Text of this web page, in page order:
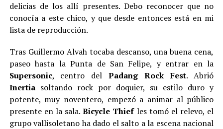
delicias de los allí presentes. Debo reconocer que no
conocía a este chico, y que desde entonces está en mi
lista de reproducción.
Tras Guillermo Alvah tocaba descanso, una buena cena,
paseo hasta la Punta de San Felipe, y entrar en la
Supersonic, centro del Padang Rock Fest. Abrió
Inertiasoltando rock por doquier, su estilo duro y
potente, muy noventero, empezó a animar al público
presente en la sala.Bicycle Thiefles tomó el relevo, el
grupo vallisoletano ha dado el salto a la escena nacional